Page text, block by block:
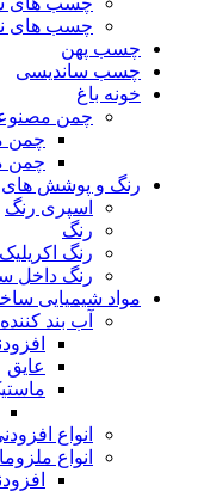
چسب های
چسب پهن
چسب ساندیسی
خونه باغ
چمن
چمن
چمن
رنگ و پوشش
اسپری رنگ
رنگ
رنگ
رنگ داخل
مواد شیمیایی
آب بند
عایق
انواع
انواع